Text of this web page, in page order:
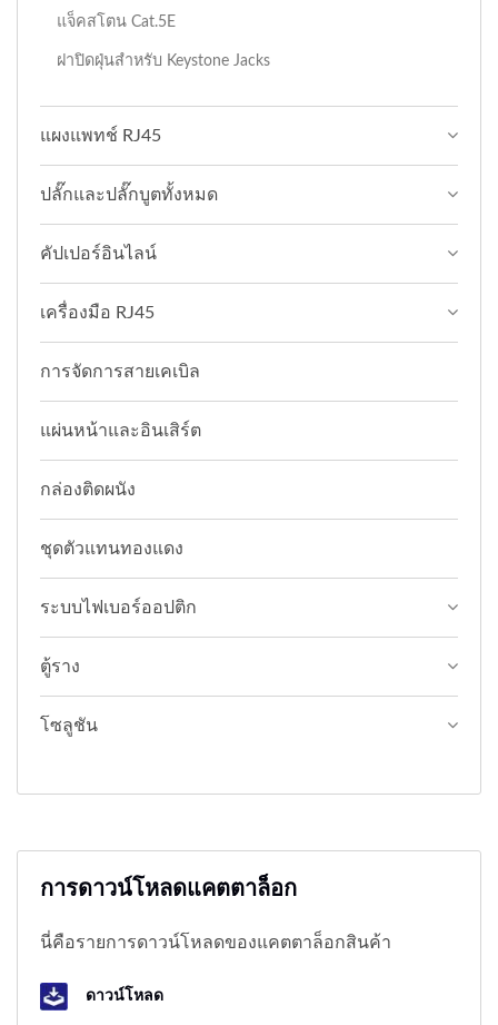
แจ็คสโตน Cat.5E
ฝาปิดฝุ่นสำหรับ Keystone Jacks
แผงแพทช์ RJ45
ปลั๊กและปลั๊กบูตทั้งหมด
คัปเปอร์อินไลน์
เครื่องมือ RJ45
การจัดการสายเคเบิล
แผ่นหน้าและอินเสิร์ต
กล่องติดผนัง
ชุดตัวแทนทองแดง
ระบบไฟเบอร์ออปติก
ตู้ราง
โซลูชัน
การดาวน์โหลดแคตตาล็อก
นี่คือรายการดาวน์โหลดของแคตตาล็อกสินค้า
ดาวน์โหลด